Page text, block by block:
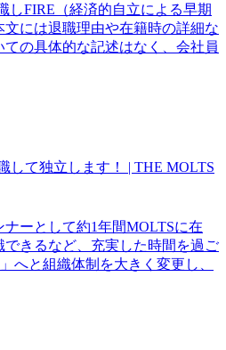
しFIRE（経済的自立による早期
文には退職理由や在籍時の詳細な
の具体的な記述はなく、会社員
して独立します！ | THE MOLTS
ーとして約1年間MOLTSに在
きるなど、充実した時間を過ご
へと組織体制を大きく変更し、